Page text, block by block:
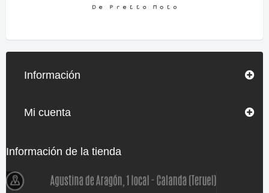
Información
Mi cuenta
Información de la tienda